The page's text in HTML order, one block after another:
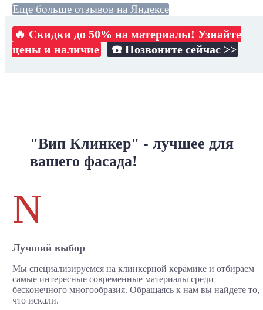
Еще больше отзывов на Яндексе
🔥 Скидки до 50% на материалы! Узнайте
цены и наличие
☎️ Позвоните сейчас >>
"Вип Клинкер" - лучшее для
вашего фасада!
N
Лучший выбор
Мы специализируемся на клинкерной керамике и отбираем
самые интересные современные материалы среди
бесконечного многообразия. Обращаясь к нам вы найдете то,
что искали.